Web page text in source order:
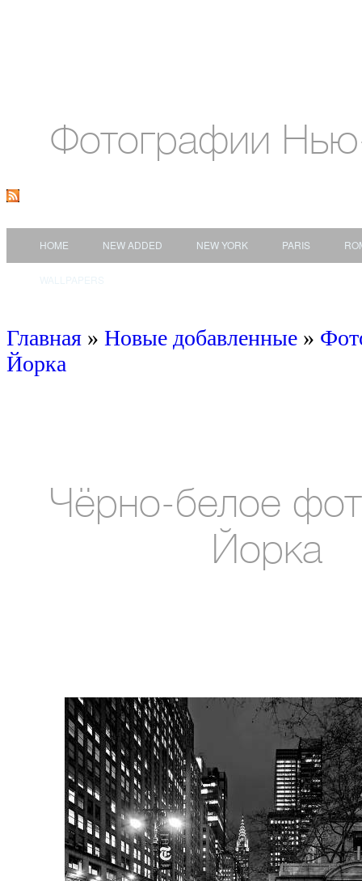
Фотографии
HOME NEW ADDED NEW YORK PARIS
Главная » Новые добавленные »
Йорка
Чёрно-белое
Йорка